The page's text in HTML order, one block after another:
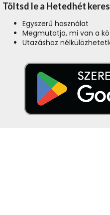
Töltsd le a Hetedhét
Egyszerű használat
Megmutatja, mi van a
Utazáshoz